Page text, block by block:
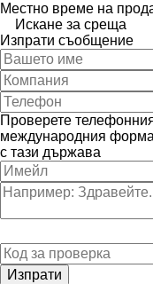
Местно време на
Искане за среща
Изпрати съобщение
Проверете
международния
с тази държава